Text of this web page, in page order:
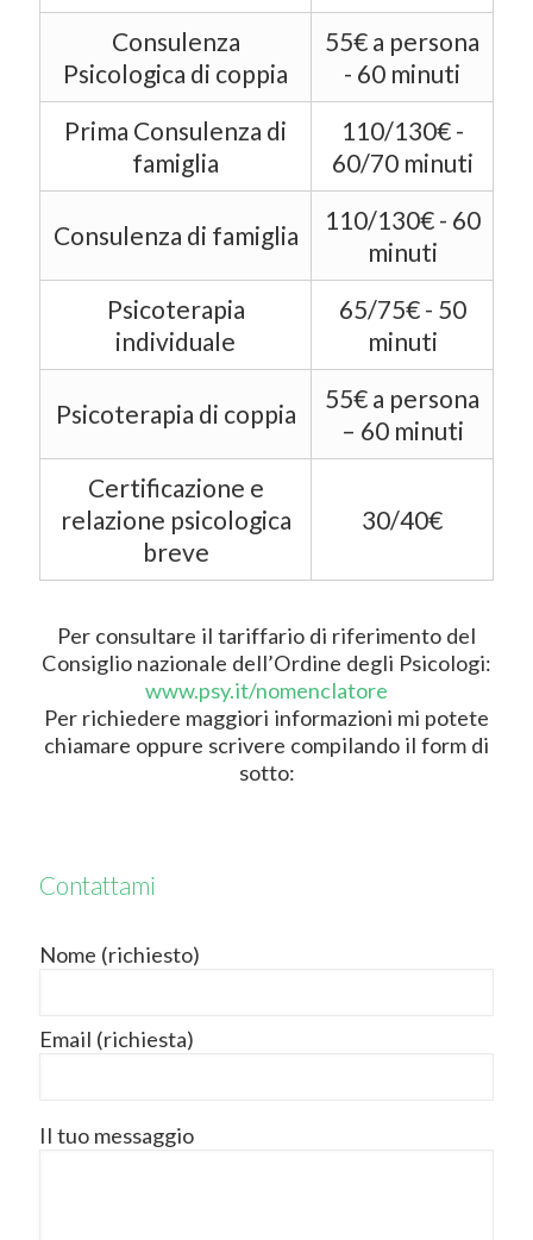
Consulenza
Psicologica di coppia
55€ a persona
- 60 minuti
Prima Consulenza di
famiglia
110/130€ -
60/70 minuti
Consulenza di famiglia
110/130€ - 60
minuti
Psicoterapia
individuale
65/75€ - 50
minuti
Psicoterapia di coppia
55€ a persona
– 60 minuti
Certificazione e
relazione psicologica
breve
30/40€
Per consultare il tariffario di riferimento del
Consiglio nazionale dell’Ordine degli Psicologi:
www.psy.it/nomenclatore
Per richiedere maggiori informazioni mi potete
chiamare oppure scrivere compilando il form di
sotto:
Contattami
Nome (richiesto)
Email (richiesta)
Il tuo messaggio